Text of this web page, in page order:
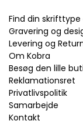
Find din
Gravering og
Levering og
Om Kobra
Besøg den lille
Reklamationsret
Privatlivspolitik
Samarbejde
Kontakt